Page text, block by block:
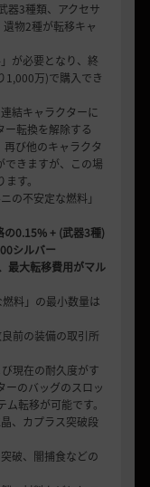
器3種類、アクセサ
物2種が転移キャ
が必要となり、終
1,000万)で購入でき
結キャラクターに
ー転換を解除する
び他のキャラクタ
できますが、この場
す。
の不安定な燃料」
0.15% + (武器3種)
シルバー
最大転移費用がマル
料」の最小数量は
前の装備の取引所
現在の耐久度がす
ーのバッグのスロッ
転移が可能です。
、カプラス突破段
破、闇捕食などの